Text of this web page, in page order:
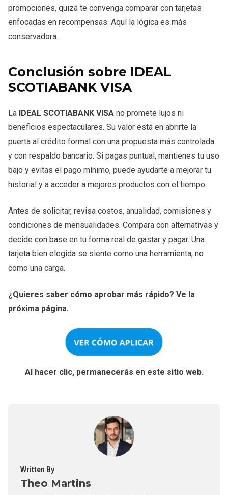
promociones, quizá te convenga comparar con tarjetas
enfocadas en recompensas. Aquí la lógica es más
conservadora.
Conclusión sobre IDEAL
SCOTIABANK VISA
La IDEAL SCOTIABANK VISA no promete lujos ni
beneficios espectaculares. Su valor está en abrirte la
puerta al crédito formal con una propuesta más controlada
y con respaldo bancario. Si pagas puntual, mantienes tu uso
bajo y evitas el pago mínimo, puede ayudarte a mejorar tu
historial y a acceder a mejores productos con el tiempo.
Antes de solicitar, revisa costos, anualidad, comisiones y
condiciones de mensualidades. Compara con alternativas y
decide con base en tu forma real de gastar y pagar. Una
tarjeta bien elegida se siente como una herramienta, no
como una carga.
¿Quieres saber cómo aprobar más rápido? Ve la
próxima página.
VER CÓMO APLICAR
Al hacer clic, permanecerás en este sitio web.
Written By
Theo Martins